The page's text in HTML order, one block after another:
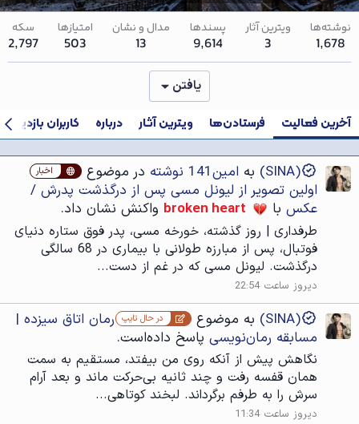
نوشته‌ها
1,678
ویترین آثار
3
پسندها
9,614
مدال و نشان
13
امتیازها
503
سکه
2,797
یافتن
آخرین فعالیت فرستادن‌ها ویترین آثار درباره کاربران
(SINA) به امین141 نوشته در موضوع اخبار
اولین تصویر از لیونل مسی پس از درگذشت پدرش /
عکس با broken heart واکنش نشان داد.
طرفداری | روز گذشته، خورخه مسی، پدر فوق ستاره دنیای
فوتبال، پس از مبارزه طولانی با بیماری در 68 سالگی
درگذشت. لیونل مسی که در غم از دست...
دیروز ساعت 22:54
(SINA) به موضوع در حال تایپ رمان اتاق سیزده |
مسابقه رمان‌نویسی پاسخ داده‌است.
نگاهش پیش از آنکه روی من بیفتد، مستقیم به سمت
همان قفسه رفت و چند ثانیه بی‌حرکت ماند و بعد آرام
سرش را به طرفم برگرداند. لبخند کوتاهی...
دیروز ساعت 11:34